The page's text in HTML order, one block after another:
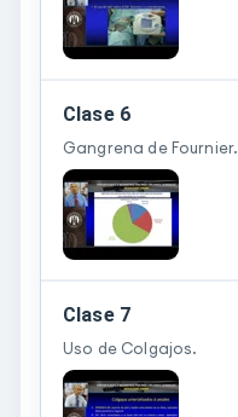
Clase 6
Gangrena de Fournier.
Clase 7
Uso de Colgajos.